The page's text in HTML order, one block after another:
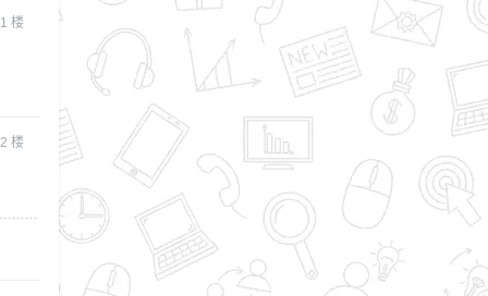
楼
楼